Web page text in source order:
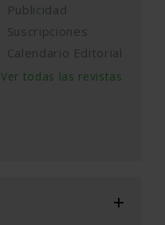
Publicidad
Suscripciones
Calendario Editorial
Ver todas las revistas